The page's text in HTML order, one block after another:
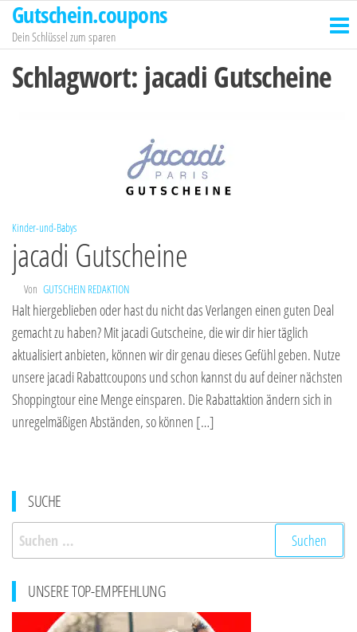
Zum
Inhalt
springen
Gutschein.coupons
Dein Schlüssel zum sparen
Schlagwort: jacadi Gutscheine
Kinder-und-Babys
jacadi Gutscheine
Von GUTSCHEIN REDAKTION
Halt hiergeblieben oder hast du nicht das Verlangen einen guten Deal
gemacht zu haben? Mit jacadi Gutscheine, die wir dir hier täglich
aktualisiert anbieten, können wir dir genau dieses Gefühl geben. Nutze
unsere jacadi Rabattcoupons und schon kannst du auf deiner nächsten
Shoppingtour eine Menge einsparen. Die Rabattaktion ändern sich in
unregelmäßigen Abständen, so können […]
SUCHE
Suchen
nach:
UNSERE TOP-EMPFEHLUNG